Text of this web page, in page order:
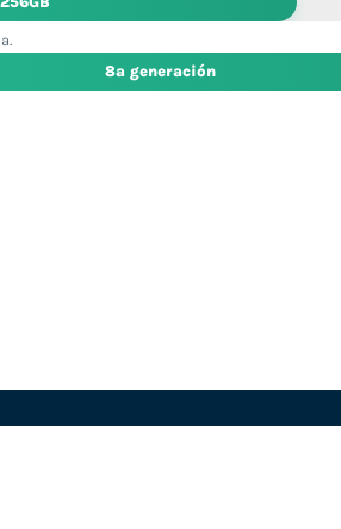
8ª generación